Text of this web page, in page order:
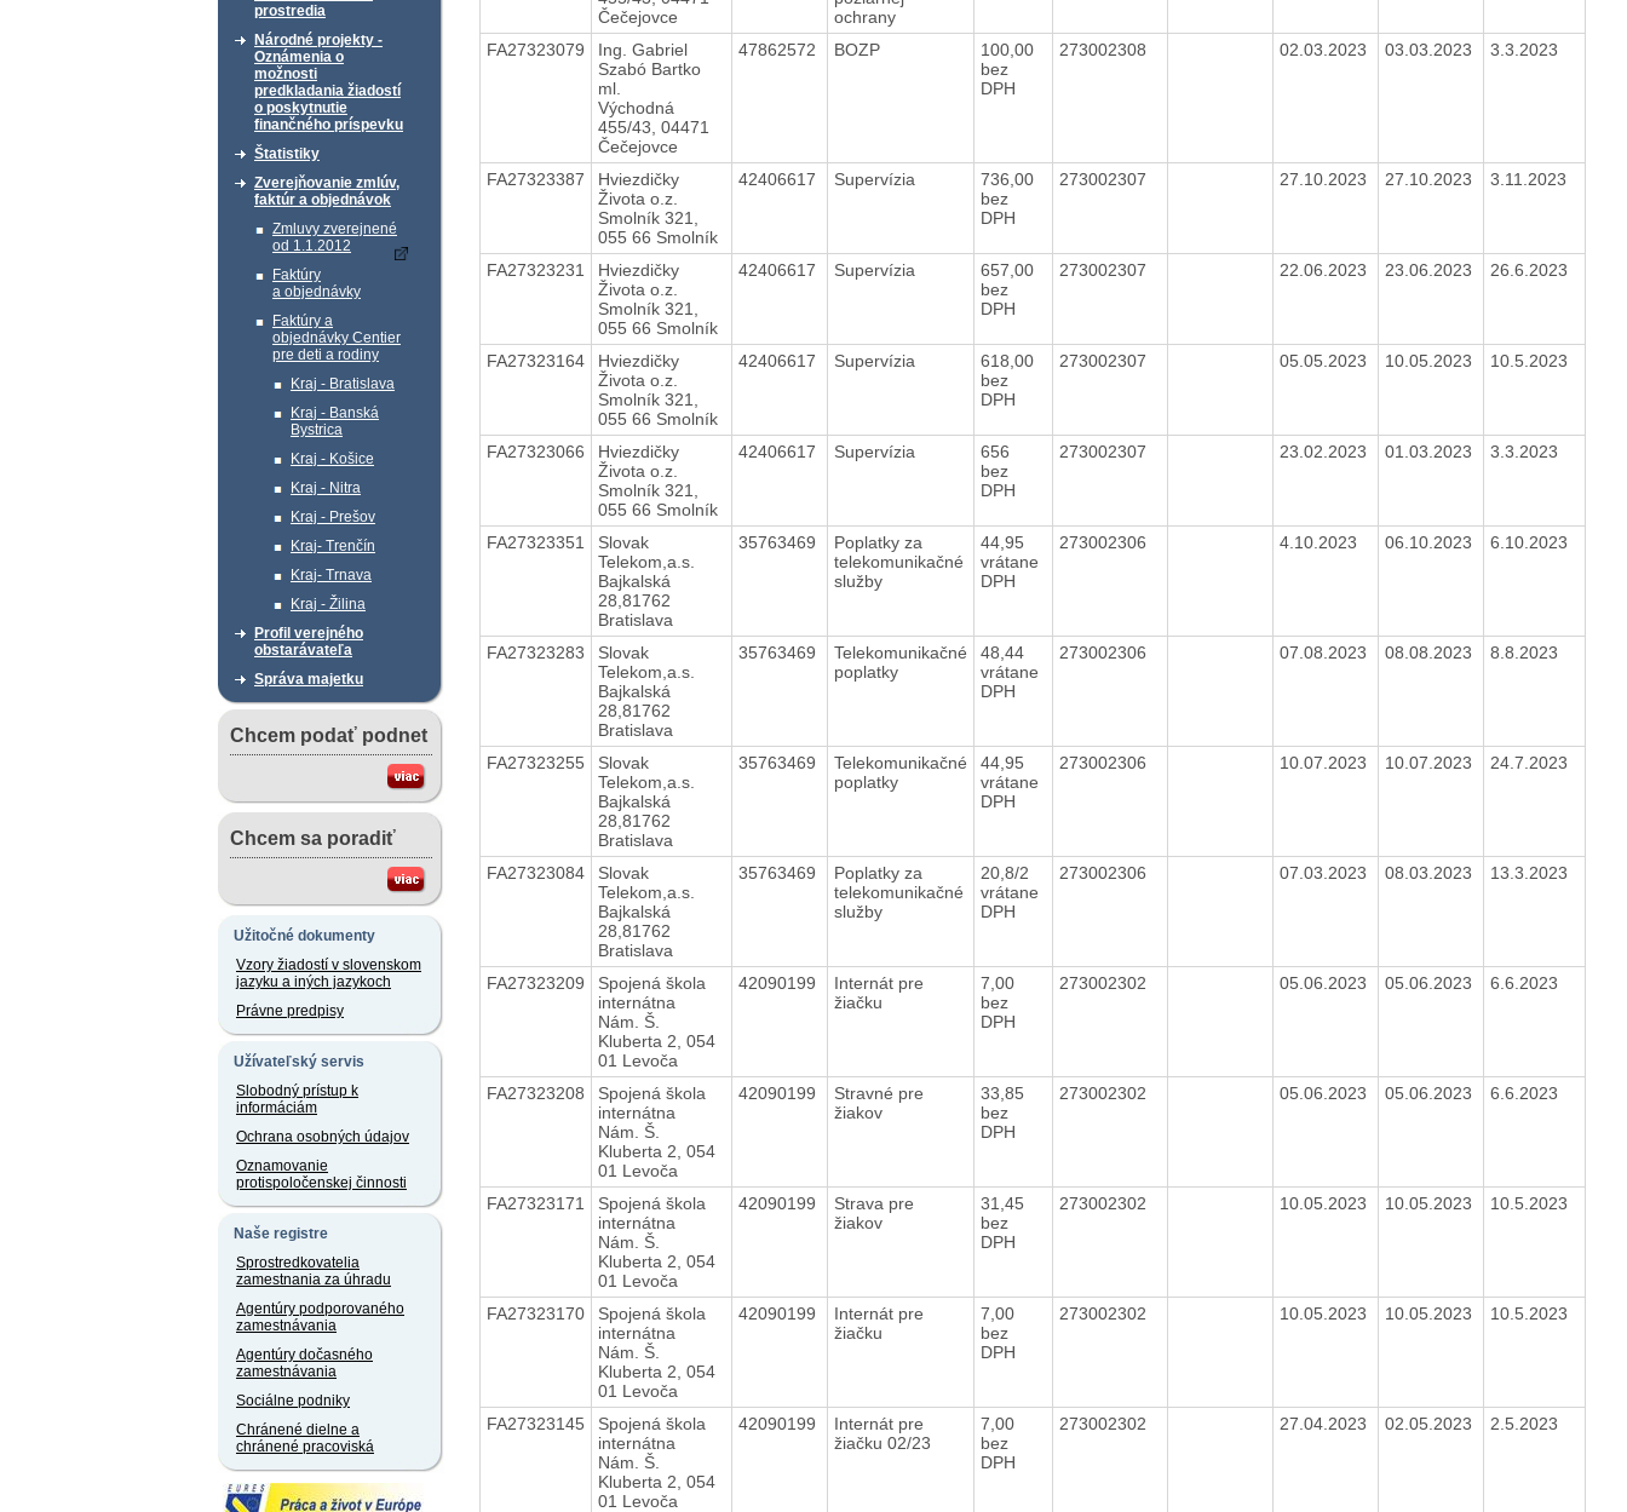
prostredia
Národné projekty -
Oznámenia o
možnosti
predkladania žiadostí
o poskytnutie
finančného príspevku
Štatistiky
Zverejňovanie zmlúv,
faktúr a objednávok
Zmluvy zverejnené
od 1.1.2012
Faktúry
a objednávky
Faktúry a
objednávky Centier
pre deti a rodiny
Kraj - Bratislava
Kraj - Banská
Bystrica
Kraj - Košice
Kraj - Nitra
Kraj - Prešov
Kraj- Trenčín
Kraj- Trnava
Kraj - Žilina
Profil verejného
obstarávateľa
Správa majetku
Chcem podať podnet
Chcem sa poradiť
Užitočné dokumenty
Vzory žiadostí v slovenskom
jazyku a iných jazykoch
Právne predpisy
Užívateľský servis
Slobodný prístup k
informáciám
Ochrana osobných údajov
Oznamovanie
protispoločenskej činnosti
Naše registre
Sprostredkovatelia
zamestnania za úhradu
Agentúry podporovaného
zamestnávania
Agentúry dočasného
zamestnávania
Sociálne podniky
Chránené dielne a
chránené pracoviská
Čečejovce
ochrany
FA27323079
Ing. Gabriel
Szabó Bartko
ml.
Východná
455/43, 04471
Čečejovce
47862572 BOZP
100,00
bez
DPH
273002308 02.03.2023 03.03.2023 3.3.2023
FA27323387
Hviezdičky
Života o.z.
Smolník 321,
055 66 Smolník
42406617 Supervízia
736,00
bez
DPH
273002307 27.10.2023 27.10.2023 3.11.2023
FA27323231
Hviezdičky
Života o.z.
Smolník 321,
055 66 Smolník
42406617 Supervízia
657,00
bez
DPH
273002307 22.06.2023 23.06.2023 26.6.2023
FA27323164
Hviezdičky
Života o.z.
Smolník 321,
055 66 Smolník
42406617 Supervízia
618,00
bez
DPH
273002307 05.05.2023 10.05.2023 10.5.2023
FA27323066
Hviezdičky
Života o.z.
Smolník 321,
055 66 Smolník
42406617 Supervízia
656
bez
DPH
273002307 23.02.2023 01.03.2023 3.3.2023
FA27323351
Slovak
Telekom,a.s.
Bajkalská
28,81762
Bratislava
35763469
Poplatky za
telekomunikačné
služby
44,95
vrátane
DPH
273002306 4.10.2023 06.10.2023 6.10.2023
FA27323283
Slovak
Telekom,a.s.
Bajkalská
28,81762
Bratislava
35763469
Telekomunikačné
poplatky
48,44
vrátane
DPH
273002306 07.08.2023 08.08.2023 8.8.2023
FA27323255
Slovak
Telekom,a.s.
Bajkalská
28,81762
Bratislava
35763469
Telekomunikačné
poplatky
44,95
vrátane
DPH
273002306 10.07.2023 10.07.2023 24.7.2023
FA27323084
Slovak
Telekom,a.s.
Bajkalská
28,81762
Bratislava
35763469
Poplatky za
telekomunikačné
služby
20,8/2
vrátane
DPH
273002306 07.03.2023 08.03.2023 13.3.2023
FA27323209
Spojená škola
internátna
Nám. Š.
Kluberta 2, 054
01 Levoča
42090199
Internát pre
žiačku
7,00
bez
DPH
273002302 05.06.2023 05.06.2023 6.6.2023
FA27323208
Spojená škola
internátna
Nám. Š.
Kluberta 2, 054
01 Levoča
42090199
Stravné pre
žiakov
33,85
bez
DPH
273002302 05.06.2023 05.06.2023 6.6.2023
FA27323171
Spojená škola
internátna
Nám. Š.
Kluberta 2, 054
01 Levoča
42090199
Strava pre
žiakov
31,45
bez
DPH
273002302 10.05.2023 10.05.2023 10.5.2023
FA27323170
Spojená škola
internátna
Nám. Š.
Kluberta 2, 054
01 Levoča
42090199
Internát pre
žiačku
7,00
bez
DPH
273002302 10.05.2023 10.05.2023 10.5.2023
FA27323145
Spojená škola
internátna
Nám. Š.
Kluberta 2, 054
01 Levoča
42090199
Internát pre
žiačku 02/23
7,00
bez
DPH
273002302 27.04.2023 02.05.2023 2.5.2023